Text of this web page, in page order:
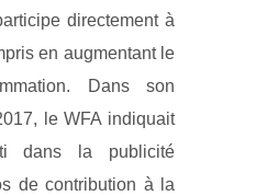
directement à
en augmentant le
Dans son
le WFA indiquait
dans la publicité
de contribution à la